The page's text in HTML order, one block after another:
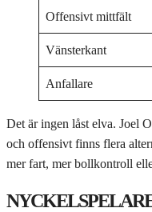
Offensivt mittfält
Vänsterkant
Anfallare
Det är ingen låst elva. Joel
och offensivt finns flera
mer fart, mer bollkontroll